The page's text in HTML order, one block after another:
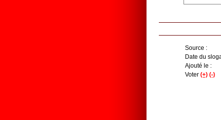
Source :
Date du
Ajouté le :
Voter (+) (-)